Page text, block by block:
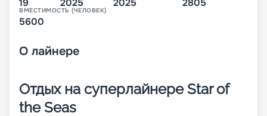
19 2025 2025 2805
ВМЕСТИМОСТЬ (ЧЕЛОВЕК)
5600
О лайнере
Отдых на суперлайнере Star of
the Seas